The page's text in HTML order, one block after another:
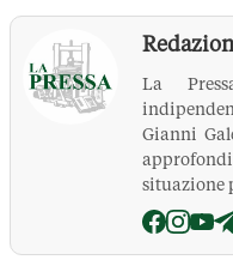
La
Gianni
situazione